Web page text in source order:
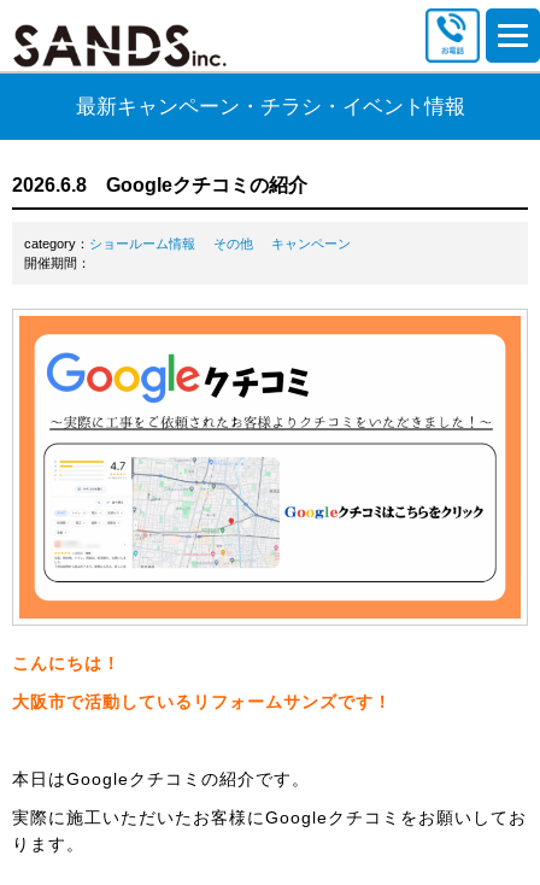
最新キャンペーン・チラシ・イベント情報
2026.6.8 Googleクチコミの紹介
category： ショールーム情報 その他
キャンペーン
開催期間：
こんにちは！
大阪市で活動しているリフォームサンズです！
本日はGoogleクチコミの紹介です。
実際に施工いただいたお客様にGoogleクチコミをお願いしてお
ります。